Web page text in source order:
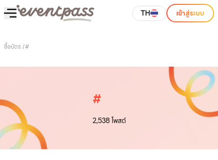
TH เข้าสู่ระบบ
ซื้อบัตร /#
#
2,538โพสต์